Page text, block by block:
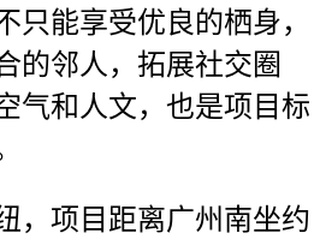
只能享受优良的栖身，
的邻人，拓展社交圈
气和人文，也是项目标
项目距离广州南坐约